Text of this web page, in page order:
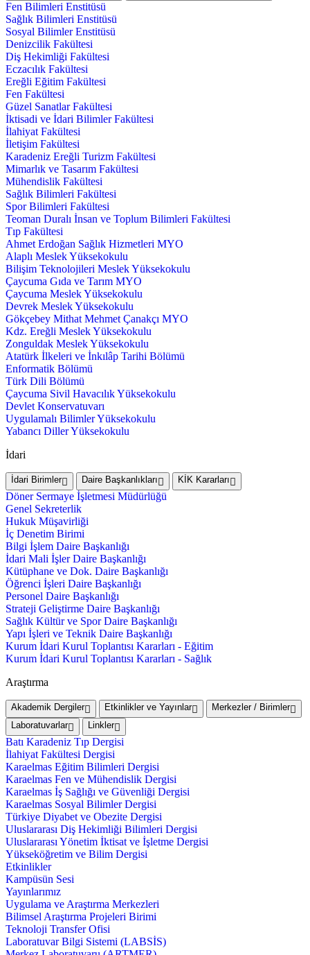
Fen Bilimleri Enstitüsü
Sağlık Bilimleri Enstitüsü
Sosyal Bilimler Enstitüsü
Denizcilik Fakültesi
Diş Hekimliği Fakültesi
Eczacılık Fakültesi
Ereğli Eğitim Fakültesi
Fen Fakültesi
Güzel Sanatlar Fakültesi
İktisadi ve İdari Bilimler Fakültesi
İlahiyat Fakültesi
İletişim Fakültesi
Karadeniz Ereğli Turizm Fakültesi
Mimarlık ve Tasarım Fakültesi
Mühendislik Fakültesi
Sağlık Bilimleri Fakültesi
Spor Bilimleri Fakültesi
Teoman Duralı İnsan ve Toplum Bilimleri Fakültesi
Tıp Fakültesi
Ahmet Erdoğan Sağlık Hizmetleri MYO
Alaplı Meslek Yüksekokulu
Bilişim Teknolojileri Meslek Yüksekokulu
Çaycuma Gıda ve Tarım MYO
Çaycuma Meslek Yüksekokulu
Devrek Meslek Yüksekokulu
Gökçebey Mithat Mehmet Çanakçı MYO
Kdz. Ereğli Meslek Yüksekokulu
Zonguldak Meslek Yüksekokulu
Atatürk İlkeleri ve İnkılâp Tarihi Bölümü
Enformatik Bölümü
Türk Dili Bölümü
Çaycuma Sivil Havacılık Yüksekokulu
Devlet Konservatuvarı
Uygulamalı Bilimler Yüksekokulu
Yabancı Diller Yüksekokulu
İdari
İdari Birimler Daire Başkanlıkları KİK Kararları
Döner Sermaye İşletmesi Müdürlüğü
Genel Sekreterlik
Hukuk Müşavirliği
İç Denetim Birimi
Bilgi İşlem Daire Başkanlığı
İdari Mali İşler Daire Başkanlığı
Kütüphane ve Dok. Daire Başkanlığı
Öğrenci İşleri Daire Başkanlığı
Personel Daire Başkanlığı
Strateji Geliştirme Daire Başkanlığı
Sağlık Kültür ve Spor Daire Başkanlığı
Yapı İşleri ve Teknik Daire Başkanlığı
Kurum İdari Kurul Toplantısı Kararları - Eğitim
Kurum İdari Kurul Toplantısı Kararları - Sağlık
Araştırma
Akademik Dergiler Etkinlikler ve Yayınlar
Merkezler / Birimler
Laboratuvarlar
Linkler
Batı Karadeniz Tıp Dergisi
İlahiyat Fakültesi Dergisi
Karaelmas Eğitim Bilimleri Dergisi
Karaelmas Fen ve Mühendislik Dergisi
Karaelmas İş Sağlığı ve Güvenliği Dergisi
Karaelmas Sosyal Bilimler Dergisi
Türkiye Diyabet ve Obezite Dergisi
Uluslararası Diş Hekimliği Bilimleri Dergisi
Uluslararası Yönetim İktisat ve İşletme Dergisi
Yükseköğretim ve Bilim Dergisi
Etkinlikler
Kampüsün Sesi
Yayınlarımız
Uygulama ve Araştırma Merkezleri
Bilimsel Araştırma Projeleri Birimi
Teknoloji Transfer Ofisi
Laboratuvar Bilgi Sistemi (LABSİS)